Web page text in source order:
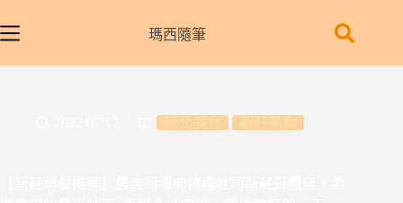
至
瑪西隨筆